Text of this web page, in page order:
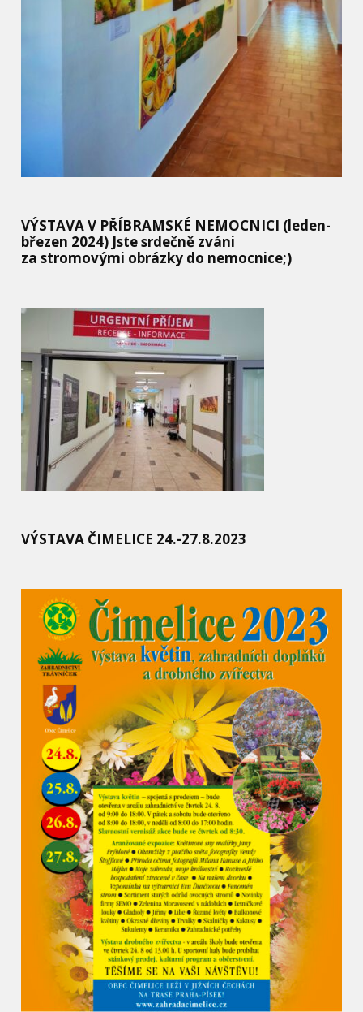
VÝSTAVA V PŘÍBRAMSKÉ NEMOCNICI (leden-
březen 2024) Jste srdečně zváni
za stromovými obrázky do nemocnice;)
VÝSTAVA ČIMELICE 24.-27.8.2023